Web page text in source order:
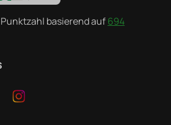
basierend auf694